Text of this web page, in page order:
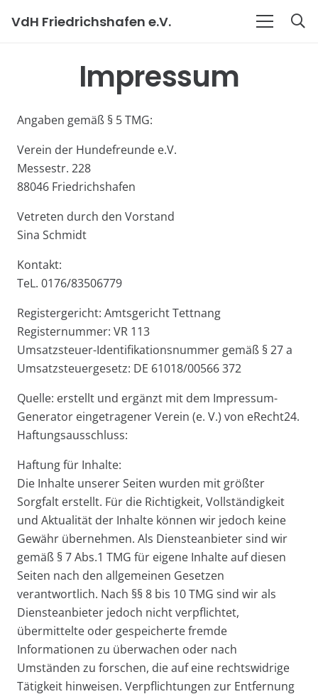
VdH Friedrichshafen e.V.
Impressum
Angaben gemäß § 5 TMG:
Verein der Hundefreunde e.V.
Messestr. 228
88046 Friedrichshafen
Vetreten durch den Vorstand
Sina Schmidt
Kontakt:
TeL. 0176/83506779
Registergericht: Amtsgericht Tettnang
Registernummer: VR 113
Umsatzsteuer-Identifikationsnummer gemäß § 27 a
Umsatzsteuergesetz: DE 61018/00566 372
Quelle: erstellt und ergänzt mit dem Impressum-
Generator eingetragener Verein (e. V.) von eRecht24.
Haftungsausschluss:
Haftung für Inhalte:
Die Inhalte unserer Seiten wurden mit größter
Sorgfalt erstellt. Für die Richtigkeit, Vollständigkeit
und Aktualität der Inhalte können wir jedoch keine
Gewähr übernehmen. Als Diensteanbieter sind wir
gemäß § 7 Abs.1 TMG für eigene Inhalte auf diesen
Seiten nach den allgemeinen Gesetzen
verantwortlich. Nach §§ 8 bis 10 TMG sind wir als
Diensteanbieter jedoch nicht verpflichtet,
übermittelte oder gespeicherte fremde
Informationen zu überwachen oder nach
Umständen zu forschen, die auf eine rechtswidrige
Tätigkeit hinweisen. Verpflichtungen zur Entfernung